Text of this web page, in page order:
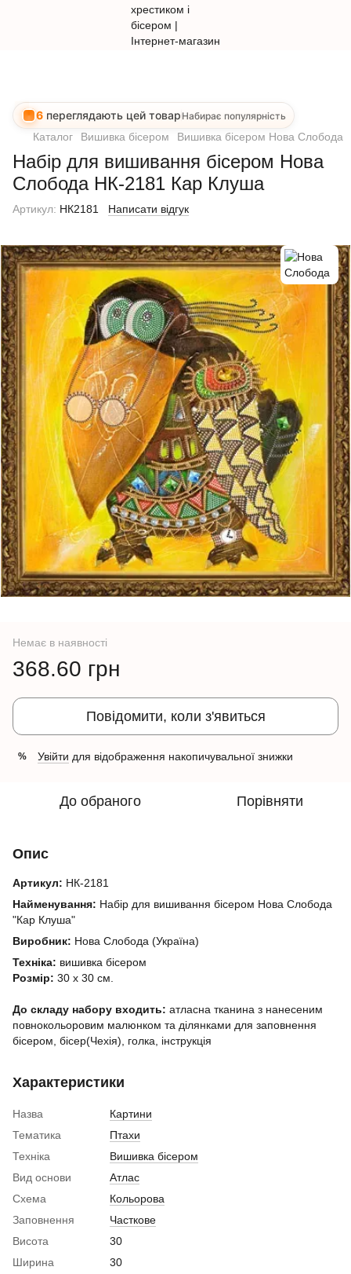
6 переглядають цей товар Набирає популярність
Каталог Вишивка бісером Вишивка бісером Нова Слобода
Набір для вишивання бісером Нова
Слобода НК-2181 Кар Клуша
Артикул: НК2181 Написати відгук
Немає в наявності
368.60 грн
Повідомити, коли з'явиться
% Увійти для відображення накопичувальної знижки
До обраного Порівняти
Опис
Артикул: НК-2181
Найменування: Набір для вишивання бісером Нова Слобода
"Кар Клуша"
Виробник: Нова Слобода (Україна)
Техніка: вишивка бісером
Розмір: 30 х 30 см.
До складу набору входить: атласна тканина з нанесеним
повнокольоровим малюнком та ділянками для заповнення
бісером, бісер(Чехія), голка, інструкція
Характеристики
Назва
Картини
Тематика
Птахи
Техніка
Вишивка бісером
Вид основи
Атлас
Схема
Кольорова
Заповнення
Часткове
Висота
30
Ширина
30